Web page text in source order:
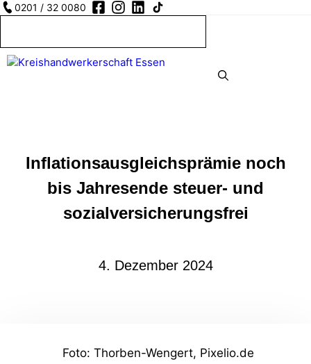
Zum0201 / 32 0080
Inflationsausgleichsprämie noch
bis Jahresende steuer- und
sozialversicherungsfrei
4. Dezember 2024
Foto: Thorben-Wengert, Pixelio.de